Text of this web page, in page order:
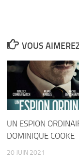
VOUS
UN ESPION
DOMINIQUE COOKE
20 JUIN 2021